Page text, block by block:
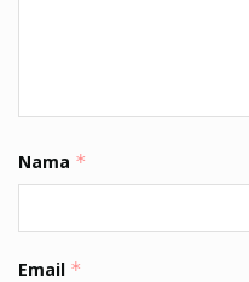
Nama *
Email *